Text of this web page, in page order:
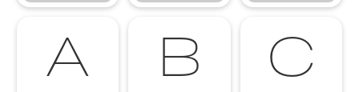
A B C